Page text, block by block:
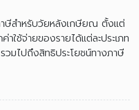
าษีสำหรับวัยหลังเกษียณ ตั้งแต่
ใช้จ่ายของรายได้แต่ละประเภท
วมไปถึงสิทธิประโยชน์ทางภาษี